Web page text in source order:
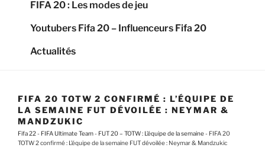
FIFA 20 : Les modes de jeu
Youtubers Fifa 20 – Influenceurs Fifa 20
Actualités
FIFA 20 TOTW 2 CONFIRMÉ : L’ÉQUIPE DE
LA SEMAINE FUT DÉVOILÉE : NEYMAR &
MANDZUKIC
Fifa 22- FIFA Ultimate Team- FUT 20 – TOTW : L’équipe de la semaine- FIFA 20
TOTW 2 confirmé : L’équipe de la semaine FUT dévoilée : Neymar & Mandzukic